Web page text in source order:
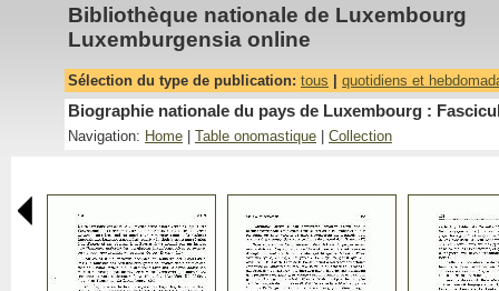
Bibliothèque nationale de Luxembourg
Luxemburgensia online
Sélection du type de publication: tous quotidiens et
Biographie nationale du pays de Luxembourg :
Navigation: Home Table onomastique Collection